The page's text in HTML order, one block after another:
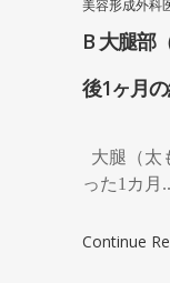
美容形成外科
B 大腿部
後1ヶ月
大腿（太
った1カ月
Continue